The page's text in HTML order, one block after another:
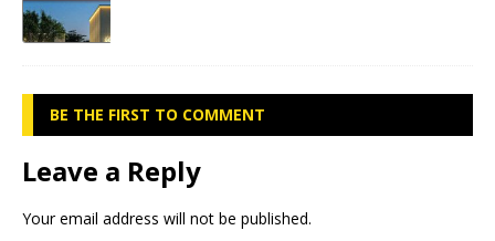
BE THE FIRST TO COMMENT
Leave a Reply
Your email address will not be published.